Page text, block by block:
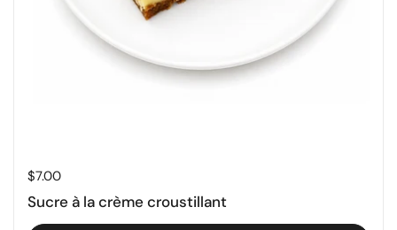
Prix régulier
$7.00
Sucre à la crème croustillant